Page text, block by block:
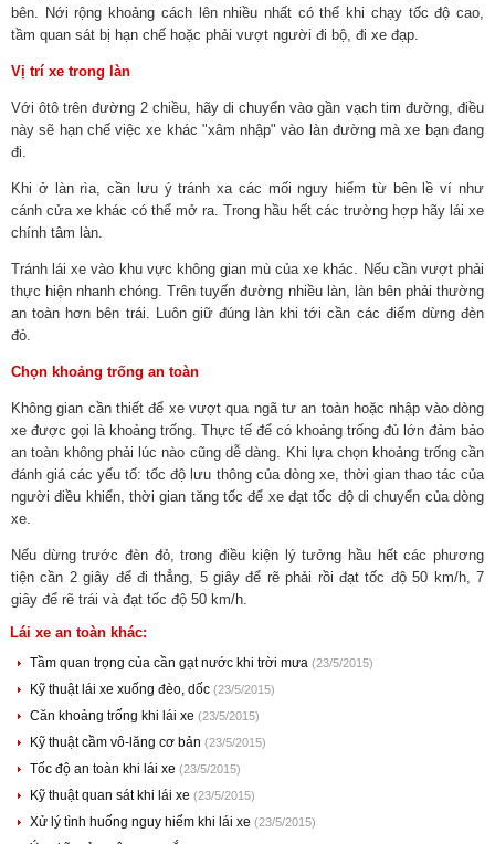
bên. Nới rộng khoảng cách lên nhiều nhất có thể khi chạy tốc độ cao,
tầm quan sát bị hạn chế hoặc phải vượt người đi bộ, đi xe đạp.
Vị trí xe trong làn
Với ôtô trên đường 2 chiều, hãy di chuyển vào gần vạch tim đường, điều
này sẽ hạn chế việc xe khác "xâm nhập" vào làn đường mà xe bạn đang
đi.
Khi ở làn rìa, cần lưu ý tránh xa các mối nguy hiểm từ bên lề ví như
cánh cửa xe khác có thể mở ra. Trong hầu hết các trường hợp hãy lái xe
chính tâm làn.
Tránh lái xe vào khu vực không gian mù của xe khác. Nếu cần vượt phải
thực hiện nhanh chóng. Trên tuyến đường nhiều làn, làn bên phải thường
an toàn hơn bên trái. Luôn giữ đúng làn khi tới cần các điểm dừng đèn
đỏ.
Chọn khoảng trống an toàn
Không gian cần thiết để xe vượt qua ngã tư an toàn hoặc nhập vào dòng
xe được gọi là khoảng trống. Thực tế để có khoảng trống đủ lớn đảm bảo
an toàn không phải lúc nào cũng dễ dàng. Khi lựa chọn khoảng trống cần
đánh giá các yếu tố: tốc độ lưu thông của dòng xe, thời gian thao tác của
người điều khiển, thời gian tăng tốc để xe đạt tốc độ di chuyển của dòng
xe.
Nếu dừng trước đèn đỏ, trong điều kiện lý tưởng hầu hết các phương
tiện cần 2 giây để đi thẳng, 5 giây để rẽ phải rồi đạt tốc độ 50 km/h, 7
giây để rẽ trái và đạt tốc độ 50 km/h.
Lái xe an toàn khác:
Tầm quan trọng của cần gạt nước khi trời mưa (23/5/2015)
Kỹ thuật lái xe xuống đèo, dốc (23/5/2015)
Căn khoảng trống khi lái xe (23/5/2015)
Kỹ thuật cầm vô-lăng cơ bản (23/5/2015)
Tốc độ an toàn khi lái xe (23/5/2015)
Kỹ thuật quan sát khi lái xe (23/5/2015)
Xử lý tình huống nguy hiểm khi lái xe (23/5/2015)